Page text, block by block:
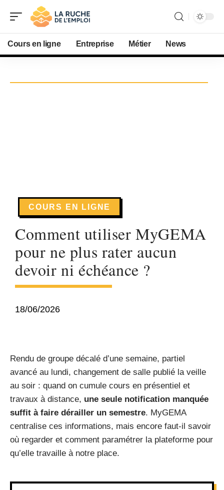
Cours en ligne Entreprise Métier News
COURS EN LIGNE
Comment utiliser MyGEMA
pour ne plus rater aucun
devoir ni échéance ?
18/06/2026
Rendu de groupe décalé d’une semaine, partiel
avancé au lundi, changement de salle publié la veille
au soir : quand on cumule cours en présentiel et
travaux à distance, une seule notification manquée
suffit à faire dérailler un semestre. MyGEMA
centralise ces informations, mais encore faut-il savoir
où regarder et comment paramétrer la plateforme pour
qu’elle travaille à notre place.